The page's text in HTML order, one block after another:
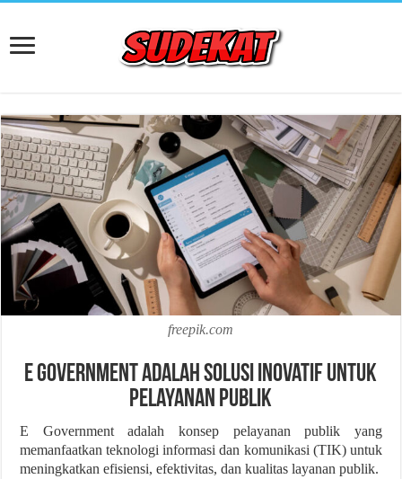
freepik.com
E Government Adalah Solusi Inovatif untuk
Pelayanan Publik
E Government adalah konsep pelayanan publik yang
memanfaatkan teknologi informasi dan komunikasi (TIK) untuk
meningkatkan efisiensi, efektivitas, dan kualitas layanan publik.